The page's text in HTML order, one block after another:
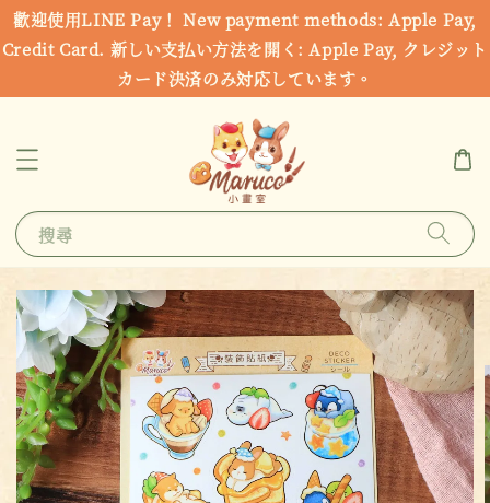
歡迎使用LINE Pay！ New payment methods: Apple Pay,
Credit Card. 新しい支払い方法を開く: Apple Pay, クレジット
カード決済のみ対応しています。
搜尋